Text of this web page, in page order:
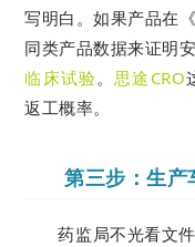
写明白。如果产品在
同类产品数据来证明
临床试验。思途CRO
返工概率。
第三步：生产
药监局不光看文